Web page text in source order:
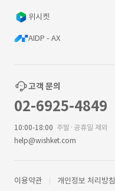
위시켓
AIDP - AX
고객 문의
02-6925-4849
10:00-18:00 주말·공휴일 제외
help@wishket.com
이용약관 개인정보 처리방침